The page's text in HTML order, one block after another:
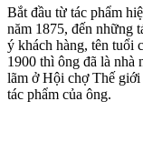
Bắt đầu từ tác phẩm
năm 1875, đến những
ý khách hàng, tên tuổi
1900 thì ông đã là nhà
lãm ở Hội chợ Thế
tác phẩm của ông.